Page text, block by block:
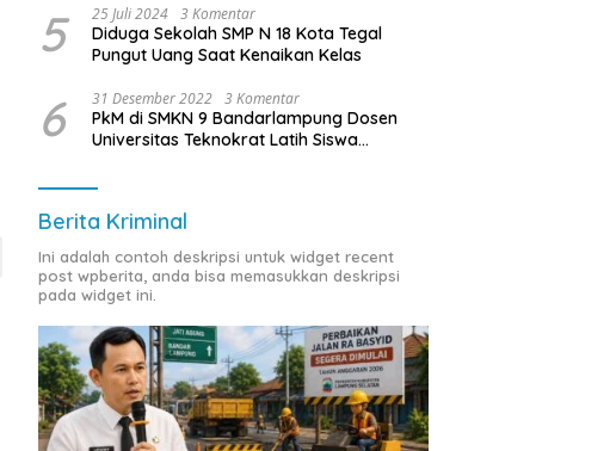
Dibayar
5 25 Juli 2024 3 Komentar
Diduga Sekolah SMP N 18 Kota Tegal
Pungut Uang Saat Kenaikan Kelas
6 31 Desember 2022 3 Komentar
PkM di SMKN 9 Bandarlampung Dosen
Universitas Teknokrat Latih Siswa
Berita Kriminal
Ini adalah contoh deskripsi untuk widget recent
post wpberita, anda bisa memasukkan deskripsi
pada widget ini.